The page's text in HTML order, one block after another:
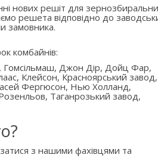
нових решіт для
решета відповідно до
замовника.
комбайнів:
Гомсільмаш, Джон Дір, Дойц Фар,
Клейсон, Красноярський завод,
Фергюсон, Нью Холланд,
Таганрозький завод,
з нашими фахівцями та